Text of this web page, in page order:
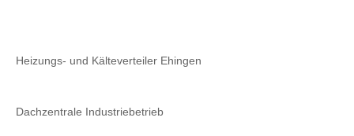
Heizungs- und Kälteverteiler Ehingen
Dachzentrale Industriebetrieb